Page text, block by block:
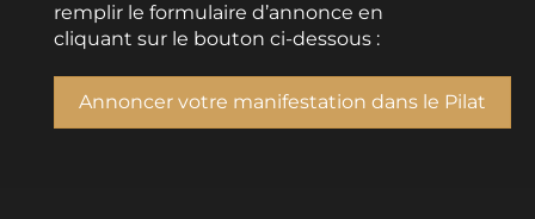
remplir le formulaire d’annonce en
cliquant sur le bouton ci-dessous :
Annoncer votre manifestation dans le Pilat